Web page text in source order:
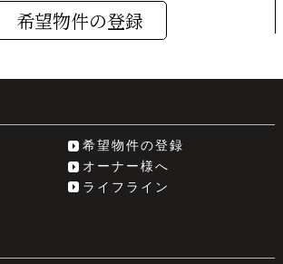
希望物件の登録
希望物件の登録
オーナー様へ
ライフライン